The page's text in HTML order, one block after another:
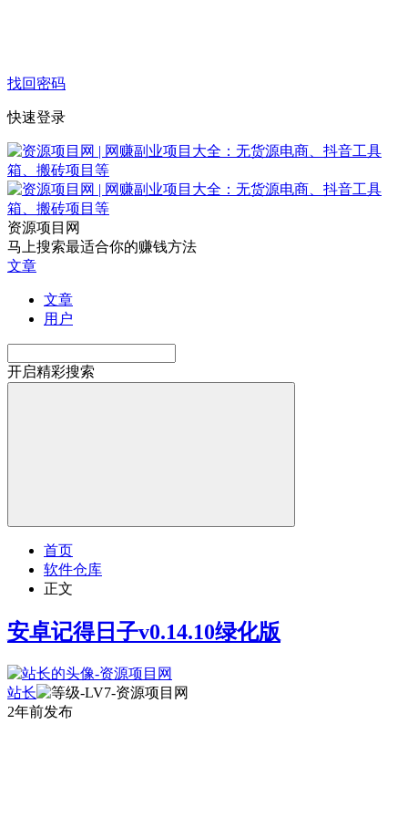
找回密码
快速登录
资源项目网
马上搜索最适合你的赚钱方法
文章
文章
用户
开启精彩搜索
首页
软件仓库
正文
安卓记得日子v0.14.10绿化版
站长
2年前发布